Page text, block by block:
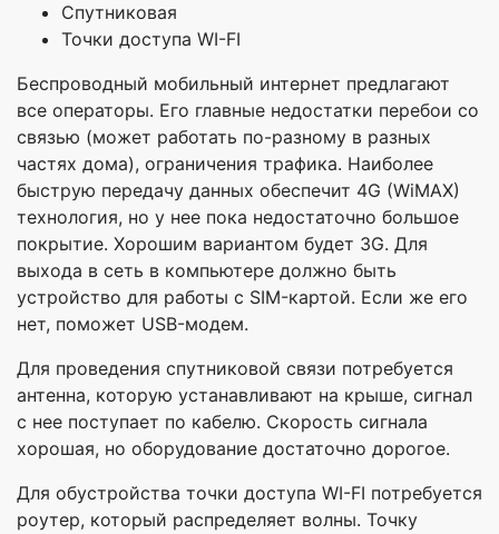
Спутниковая
Точки доступа WI-FI
Беспроводный мобильный интернет предлагают
все операторы. Его главные недостатки перебои со
связью (может работать по-разному в разных
частях дома), ограничения трафика. Наиболее
быструю передачу данных обеспечит 4G (WiMAX)
технология, но у нее пока недостаточно большое
покрытие. Хорошим вариантом будет 3G. Для
выхода в сеть в компьютере должно быть
устройство для работы с SIM-картой. Если же его
нет, поможет USB-модем.
Для проведения спутниковой связи потребуется
антенна, которую устанавливают на крыше, сигнал
с нее поступает по кабелю. Скорость сигнала
хорошая, но оборудование достаточно дорогое.
Для обустройства точки доступа WI-FI потребуется
роутер, который распределяет волны. Точку